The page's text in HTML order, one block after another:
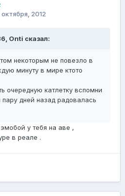
октября, 2012
Onti сказал:
некоторым не повезло в
минуту в мире ктото
очередную катлетку вспомни
дней назад радовалась
у тебя на аве ,
в реале .